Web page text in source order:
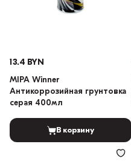
13.4 BYN
MIPA Winner
Антикоррозийная грунтовка
серая 400мл
В корзину